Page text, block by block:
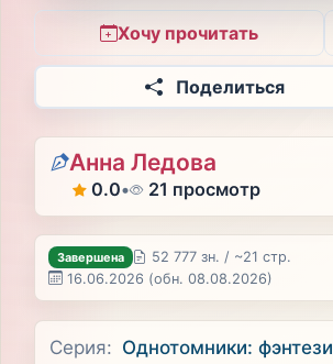
Хочу прочитать
Поделиться
Анна Ледова
0.0• 21 просмотр
Завершена
52 777 зн. / ~21 стр.
16.06.2026 (обн. 08.08.2026)
Серия: Однотомники: фэнтези